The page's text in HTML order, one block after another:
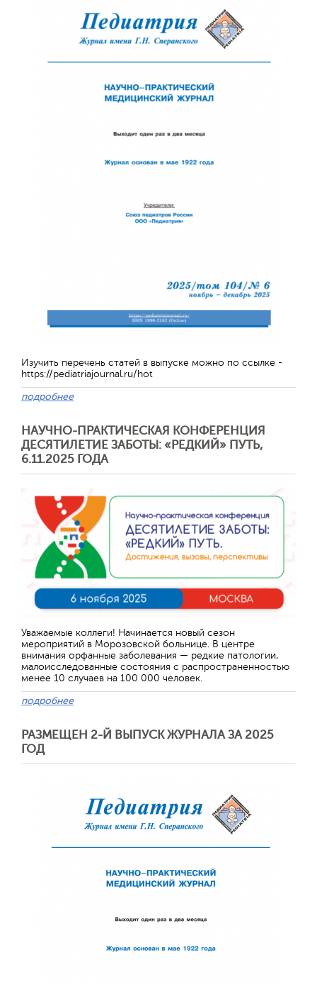
Изучить перечень статей в выпуске можно по ссылке -
https://pediatriajournal.ru/hot
подробнее
НАУЧНО-ПРАКТИЧЕСКАЯ КОНФЕРЕНЦИЯ
ДЕСЯТИЛЕТИЕ ЗАБОТЫ: «РЕДКИЙ» ПУТЬ,
6.11.2025 ГОДА
Уважаемые коллеги! Начинается новый сезон
мероприятий в Морозовской больнице. В центре
внимания орфанные заболевания — редкие патологии,
малоисследованные состояния с распространенностью
менее 10 случаев на 100 000 человек.
подробнее
РАЗМЕЩЕН 2-Й ВЫПУСК ЖУРНАЛА ЗА 2025
ГОД